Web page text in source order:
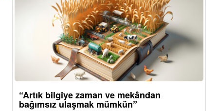
“Artık bilgiye zaman ve mekândan
bağımsız ulaşmak mümkün”